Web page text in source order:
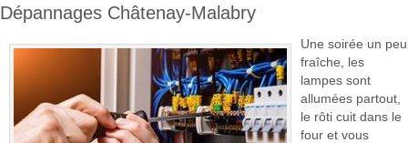
Dépannages Châtenay-Malabry
Une soirée un peu
fraîche, les
lampes sont
allumées partout,
le rôti cuit dans le
four et vous